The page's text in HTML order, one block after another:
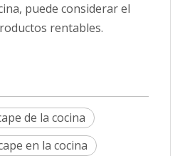
puede considerar el
rentables.
de la cocina
en la cocina